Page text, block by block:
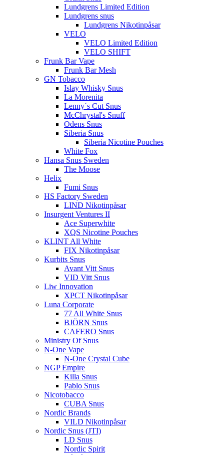
Lundgrens Limited Edition
Lundgrens snus
Lundgrens Nikotinpåsar
VELO
VELO Limited Edition
VELO SHIFT
Frunk Bar Vape
Frunk Bar Mesh
GN Tobacco
Islay Whisky Snus
La Morenita
Lenny´s Cut Snus
McChrystal's Snuff
Odens Snus
Siberia Snus
Siberia Nicotine Pouches
White Fox
Hansa Snus Sweden
The Moose
Helix
Fumi Snus
HS Factory Sweden
LIND Nikotinpåsar
Insurgent Ventures II
Ace Superwhite
XQS Nicotine Pouches
KLINT All White
FIX Nikotinpåsar
Kurbits Snus
Avant Vitt Snus
VID Vitt Snus
Liw Innovation
XPCT Nikotinpåsar
Luna Corporate
77 All White Snus
BJÖRN Snus
CAFERO Snus
Ministry Of Snus
N-One Vape
N-One Crystal Cube
NGP Empire
Killa Snus
Pablo Snus
Nicotobacco
CUBA Snus
Nordic Brands
VILD Nikotinpåsar
Nordic Snus (JTI)
LD Snus
Nordic Spirit